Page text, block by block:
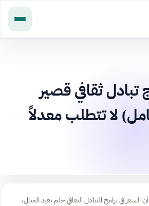
برامج تبادل ثقافي قصير
لا تتطلب معدلاً
في برامج التبادل الثقافي حلم بعيد المنال،